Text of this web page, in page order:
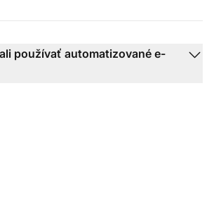
používať automatizované e-